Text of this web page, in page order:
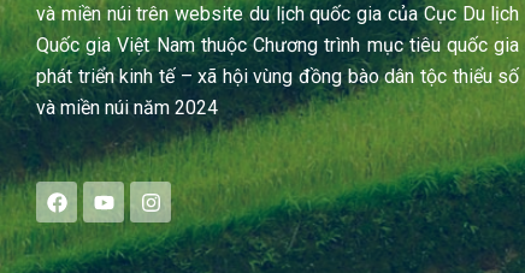
và miền núi trên website du lịch quốc gia của Cục Du lịch
Quốc gia Việt Nam thuộc Chương trình mục tiêu quốc gia
phát triển kinh tế – xã hội vùng đồng bào dân tộc thiểu số
và miền núi năm 2024
F
a
c
e
Y
o
u
t
I
n
s
t